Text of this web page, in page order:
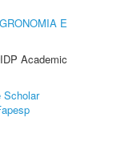
E
Academic
Scholar